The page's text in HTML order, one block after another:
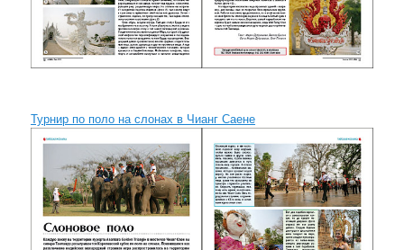
Турнир по поло на слонах в Чианг Саене